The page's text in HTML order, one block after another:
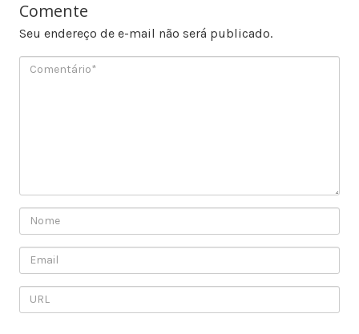
Comente
Seu endereço de e-mail não será publicado.